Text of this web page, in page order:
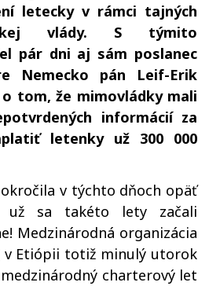
letecky v rámci tajných
vlády. S týmito
pár dni aj sám poslanec
Nemecko pán Leif-Erik
tom, že mimovládky mali
informácií za
letenky už 300 000
v týchto dňoch opäť
sa takéto lety začali
Medzinárodná organizácia
v Etiópii totiž minulý utorok
charterový let